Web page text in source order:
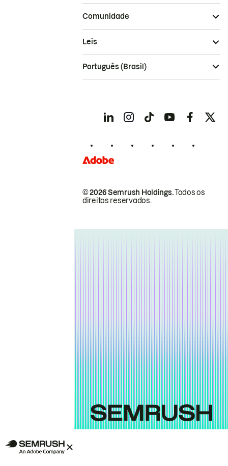
Comunidade
© 2026 Semrush Holdings.Todos os
direitos reservados.
Leis
Português (Brasil)